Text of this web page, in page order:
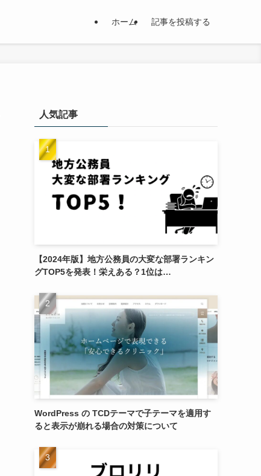
ホーム 記事を投稿する
人気記事
【2024年版】地方公務員の大変な部署ランキン
グTOP5を発表！栄えある？1位は…
WordPress の TCDテーマで子テーマを適用す
ると表示が崩れる場合の対策について